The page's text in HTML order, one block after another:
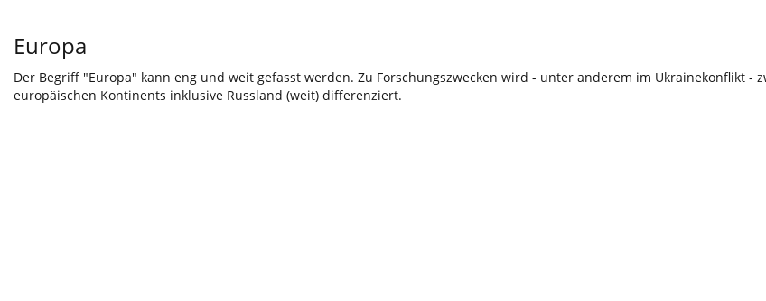
Europa
Der Begriff "Europa" kann eng und weit gefasst werden. Zu Forschungszwecken wird - unter anderem im Ukrainekonflikt -
europäischen Kontinents inklusive Russland (weit) differenziert.